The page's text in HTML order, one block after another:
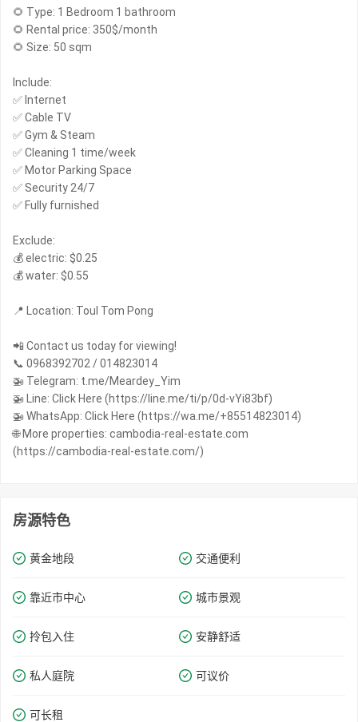
🌻 Type: 1 Bedroom 1 bathroom
🌻 Rental price: 350$/month
🌻 Size: 50 sqm
Include:
✅ Internet
✅ Cable TV
✅ Gym & Steam
✅ Cleaning 1 time/week
✅ Motor Parking Space
✅ Security 24/7
✅ Fully furnished
Exclude:
💰 electric: $0.25
💰 water: $0.55
📍 Location: Toul Tom Pong
📲 Contact us today for viewing!
📞 0968392702 / 014823014
🚁 Telegram: t.me/Meardey_Yim
🚁 Line: Click Here (https://line.me/ti/p/0d-vYi83bf)
🚁 WhatsApp: Click Here (https://wa.me/+85514823014)
🌐 More properties: cambodia-real-estate.com
(https://cambodia-real-estate.com/)
房源特色
黄金地段 交通便利
靠近市中心 城市景观
拎包入住 安静舒适
私人庭院 可议价
可长租